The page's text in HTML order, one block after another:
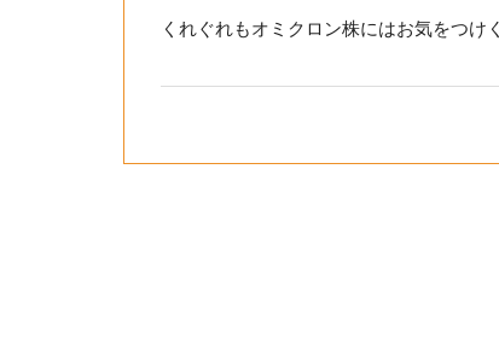
くれぐれもオミクロン株にはお気をつけ